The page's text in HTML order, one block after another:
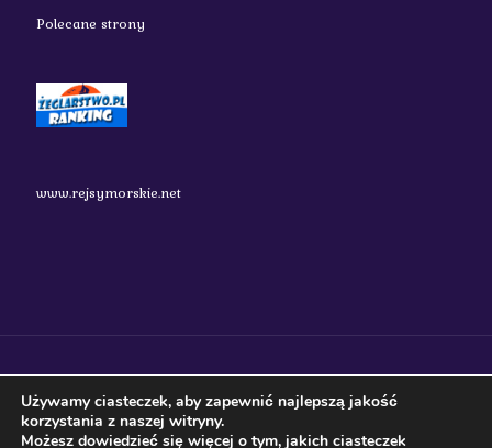
Polecane strony
www.rejsymorskie.net
nauticos.pl 2018 Wszystkie prawa zastrzeżone.
Używamy ciasteczek, aby zapewnić najlepszą jakość
korzystania z naszej witryny.
Możesz dowiedzieć się więcej o tym, jakich ciasteczek